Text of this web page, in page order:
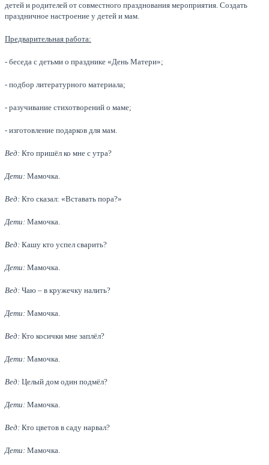
детей и родителей от совместного празднования мероприятия. Создать
праздничное настроение у детей и мам.
Предварительная работа:
- беседа с детьми о празднике «День Матери»;
- подбор литературного материала;
- разучивание стихотворений о маме;
- изготовление подарков для мам.
Вед: Кто пришёл ко мне с утра?
Дети: Мамочка.
Вед: Кто сказал: «Вставать пора?»
Дети: Мамочка.
Вед: Кашу кто успел сварить?
Дети: Мамочка.
Вед: Чаю – в кружечку налить?
Дети: Мамочка.
Вед: Кто косички мне заплёл?
Дети: Мамочка.
Вед: Целый дом один подмёл?
Дети: Мамочка.
Вед: Кто цветов в саду нарвал?
Дети: Мамочка.